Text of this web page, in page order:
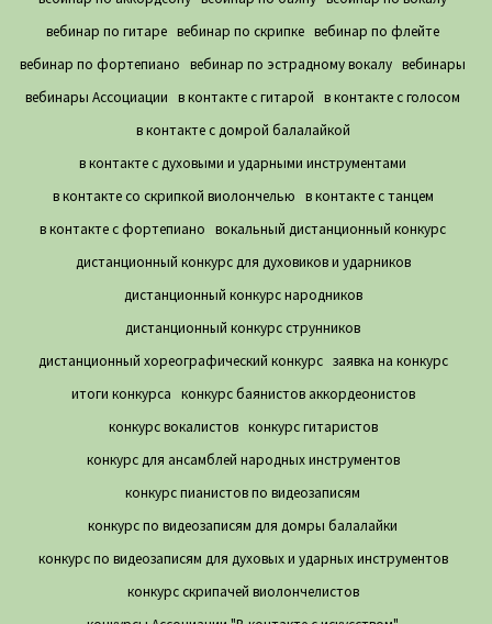
вебинар по гитаре вебинар по скрипке вебинар по флейте
вебинар по фортепиано
вебинар по эстрадному вокалу вебинары
вебинары Ассоциации
в контакте с гитарой
в контакте с голосом
в контакте с домрой балалайкой
в контакте с духовыми и ударными инструментами
в контакте со скрипкой виолончелью в контакте с танцем
в контакте с фортепиано
вокальный дистанционный конкурс
дистанционный конкурс для духовиков и ударников
дистанционный конкурс народников
дистанционный конкурс струнников
дистанционный хореографический конкурс заявка на конкурс
итоги конкурса конкурс баянистов аккордеонистов
конкурс вокалистов конкурс гитаристов
конкурс для ансамблей народных инструментов
конкурс пианистов по видеозаписям
конкурс по видеозаписям для домры балалайки
конкурс по видеозаписям для духовых и ударных инструментов
конкурс скрипачей виолончелистов